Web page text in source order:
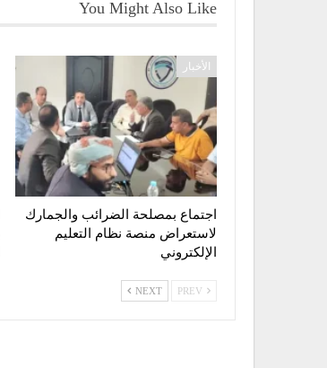
You Might Also Like
الأخبار
اجتماع بمصلحة الضرائب والجمارك
لاستعراض منصة نظام التعليم
الإلكتروني
NEXT